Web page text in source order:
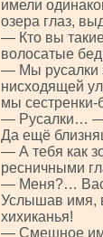
имели
озера глаз,
— Кто вы
волосатые
— Мы русалки
нисходящей
мы сестренки-
— Русалки… —
Да ещё
— А тебя как
ресничными
— Меня?…
Услышав имя,
хихиканья!
— Смешное